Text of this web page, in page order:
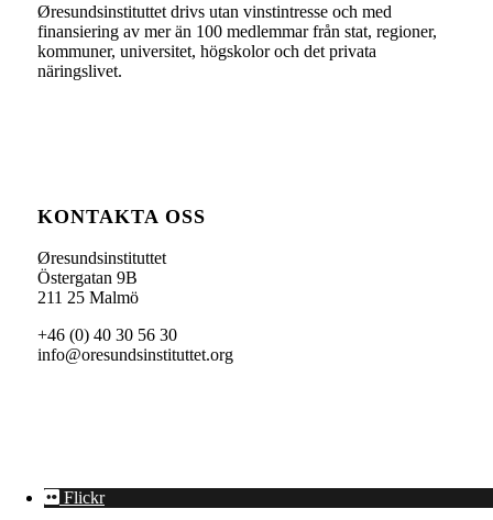
Øresundsinstituttet drivs utan vinst­intresse och med
finansiering av mer än 100 medlemmar från stat, regioner,
kommuner, universitet, högskolor och det privata
näringslivet.
KONTAKTA OSS
Øresundsinstituttet
Östergatan 9B
211 25 Malmö
+46 (0) 40 30 56 30
info@oresundsinstituttet.org
Flickr